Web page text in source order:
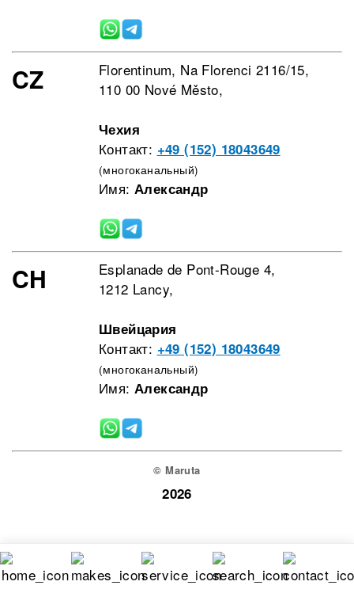
CZ
Florentinum, Na Florenci 2116/15,
110 00 Nové Město,
Чехия
Контакт: +49 (152) 18043649
(многоканальный)
Имя: Александр
CH
Esplanade de Pont-Rouge 4,
1212 Lancy,
Швейцария
Контакт: +49 (152) 18043649
(многоканальный)
Имя: Александр
© Maruta
2026